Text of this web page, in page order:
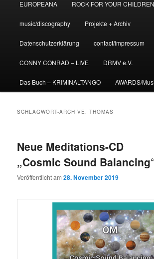
EUROPEANA ROCK FOR YOUR CHILDREN
music/discography Projekte + Archiv
Datenschutzerklärung contact/impressum
CONNY CONRAD – LIVE DRMV e.V.
Das Buch – KRIMINALTANGO AWARDS/
SCHLAGWORT-ARCHIVE:THOMAS
Neue Meditations-CD
„Cosmic Sound
Veröffentlicht am28. November 2019